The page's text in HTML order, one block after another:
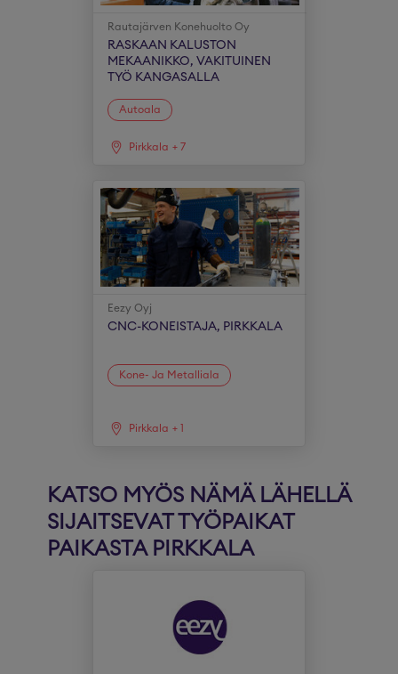
Rautajärven Konehuolto Oy
RASKAAN KALUSTON
MEKAANIKKO, VAKITUINEN
TYÖ KANGASALLA
Autoala
Pirkkala + 7
Eezy Oyj
CNC-KONEISTAJA, PIRKKALA
Kone- Ja Metalliala
Pirkkala + 1
KATSO MYÖS NÄMÄ LÄHELLÄ
SIJAITSEVAT TYÖPAIKAT
PAIKASTA PIRKKALA